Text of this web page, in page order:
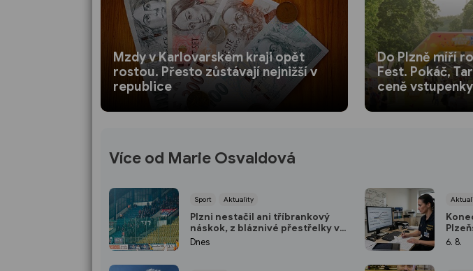
Mzdy v Karlovarském kraji opět
rostou. Přesto zůstávají nejnižší v
republice
Do Plzně míří
Fest. Pokáč,
ceně vstupenky
Více od Marie Osvaldová
Sport Aktuality
Plzni nestačil ani tříbrankový
náskok, z bláznivé přestřelky v
Teplicích bere jen bod
Dnes 6. 8.